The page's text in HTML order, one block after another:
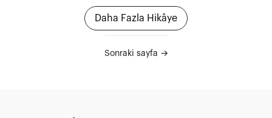
Daha Fazla Hikâye
Sonraki sayfa →